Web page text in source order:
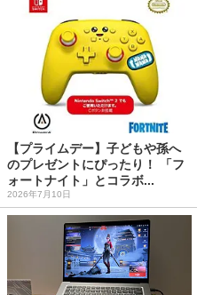
【プライムデー】子どもや孫へ
のプレゼントにぴったり！ 「フ
ォートナイト」とコラボ...
2026年7月10日